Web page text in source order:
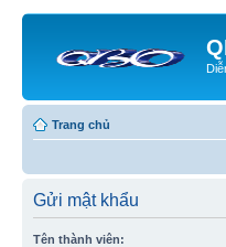
Trang chủ
Gửi mật khẩu
Tên thành viên: